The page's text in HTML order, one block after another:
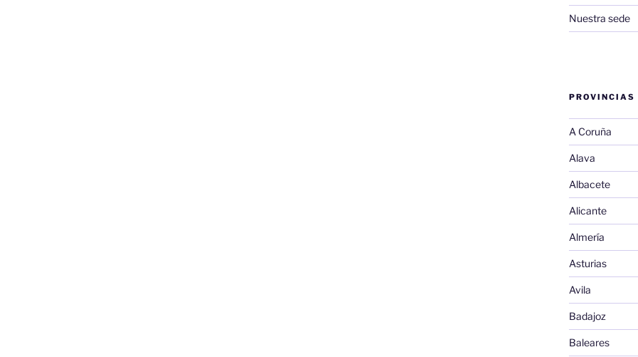
Nuestra sede
PROVINCIAS
A Coruña
Alava
Albacete
Alicante
Almería
Asturias
Avila
Badajoz
Baleares